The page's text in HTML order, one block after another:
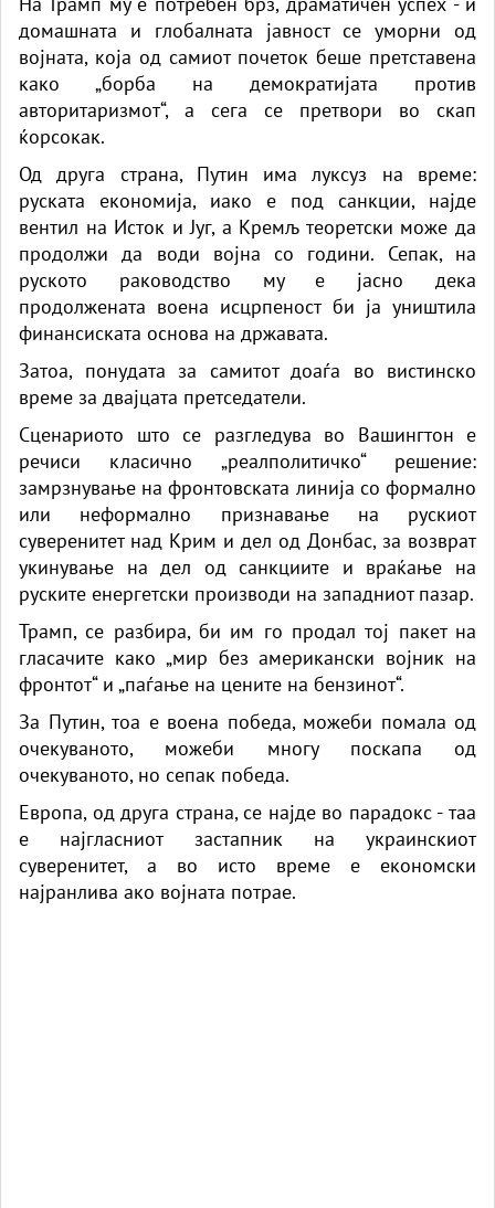
домашната и глобалната јавност се уморни од
војната, која од самиот почеток беше претставена
како „борба на демократијата против
авторитаризмот“, а сега се претвори во скап
ќорсокак.
Од друга страна, Путин има луксуз на време:
руската економија, иако е под санкции, најде
вентил на Исток и Југ, а Кремљ теоретски може да
продолжи да води војна со години. Сепак, на
руското раководство му е јасно дека
продолжената воена исцрпеност би ја уништила
финансиската основа на државата.
Затоа, понудата за самитот доаѓа во вистинско
време за двајцата претседатели.
Сценариото што се разгледува во Вашингтон е
речиси класично „реалполитичко“ решение:
замрзнување на фронтовската линија со формално
или неформално признавање на рускиот
суверенитет над Крим и дел од Донбас, за возврат
укинување на дел од санкциите и враќање на
руските енергетски производи на западниот пазар.
Трамп, се разбира, би им го продал тој пакет на
гласачите како „мир без американски војник на
фронтот“ и „паѓање на цените на бензинот“.
За Путин, тоа е воена победа, можеби помала од
очекуваното, можеби многу поскапа од
очекуваното, но сепак победа.
Европа, од друга страна, се најде во парадокс - таа
е најгласниот застапник на украинскиот
суверенитет, а во исто време е економски
најранлива ако војната потрае.